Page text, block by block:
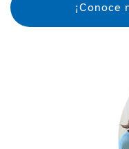
¡Conoce